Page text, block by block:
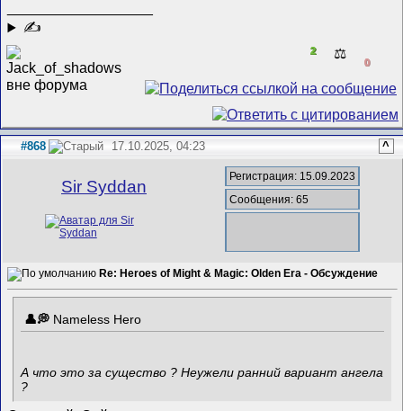
✍
2 ⚖️
0
#868 17.10.2025, 04:23 ^
Sir Syddan
Регистрация: 15.09.2023
Сообщения: 65
Re: Heroes of Might & Magic: Olden Era - Обсуждение
Nameless Hero
А что это за существо ? Неужели ранний вариант ангела
?